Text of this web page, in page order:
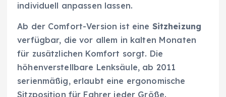
individuell anpassen lassen.
Ab der Comfort-Version ist eine Sitzheizung
verfügbar, die vor allem in kalten Monaten
für zusätzlichen Komfort sorgt. Die
höhenverstellbare Lenksäule, ab 2011
serienmäßig, erlaubt eine ergonomische
Sitzposition für Fahrer jeder Größe.